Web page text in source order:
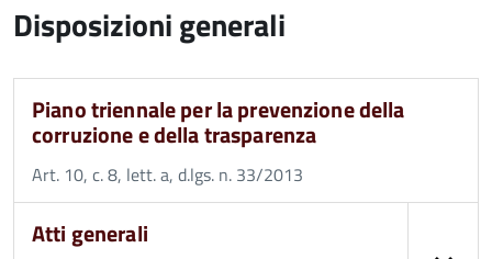
Disposizioni generali
Piano triennale per la prevenzione della
corruzione e della trasparenza
Art. 10, c. 8, lett. a, d.lgs. n. 33/2013
Atti generali